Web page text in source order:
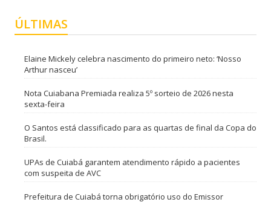
ÚLTIMAS
Elaine Mickely celebra nascimento do primeiro neto: ‘Nosso
Arthur nasceu’
Nota Cuiabana Premiada realiza 5º sorteio de 2026 nesta
sexta-feira
O Santos está classificado para as quartas de final da Copa do
Brasil.
UPAs de Cuiabá garantem atendimento rápido a pacientes
com suspeita de AVC
Prefeitura de Cuiabá torna obrigatório uso do Emissor